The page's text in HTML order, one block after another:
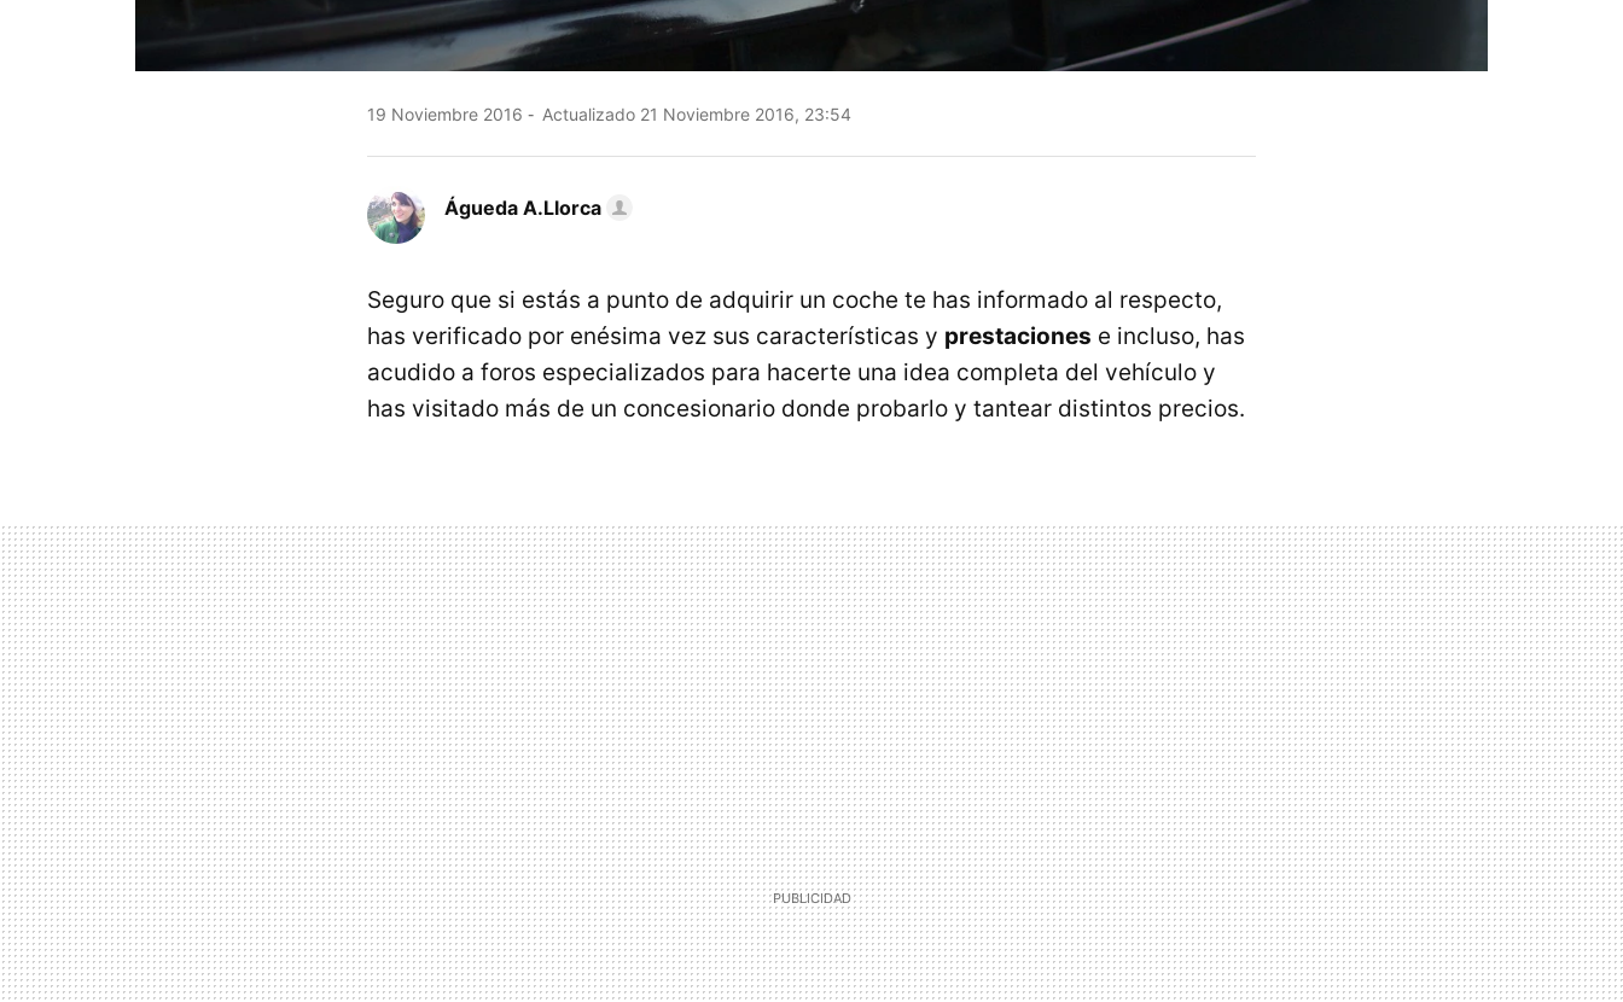
19 Noviembre 2016 Actualizado 21 Noviembre 2016, 23:54
Águeda A.Llorca
Seguro que si estás a punto de adquirir un coche te has informado al respecto,
has verificado por enésima vez sus características y prestaciones e incluso, has
acudido a foros especializados para hacerte una idea completa del vehículo y
has visitado más de un concesionario donde probarlo y tantear distintos precios.